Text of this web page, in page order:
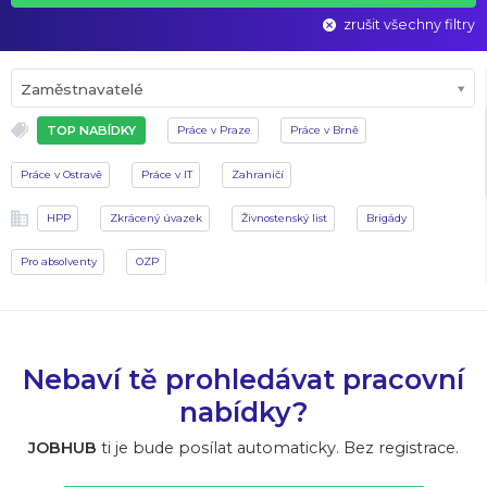
zrušit všechny filtry
Zaměstnavatelé
TOP NABÍDKY Práce v Praze Práce v Brně
Práce v Ostravě Práce v IT Zahraničí
HPP Zkrácený úvazek Živnostenský list Brigády
Pro absolventy OZP
Nebaví tě prohledávat pracovní
nabídky?
JOBHUB ti je bude posílat automaticky. Bez registrace.